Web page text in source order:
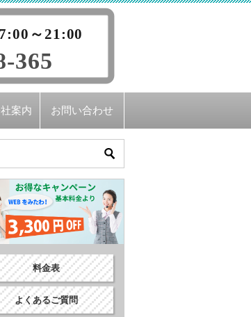
365
～21:00
案内 お問い合わせ
解説
料金表
よくあるご質問